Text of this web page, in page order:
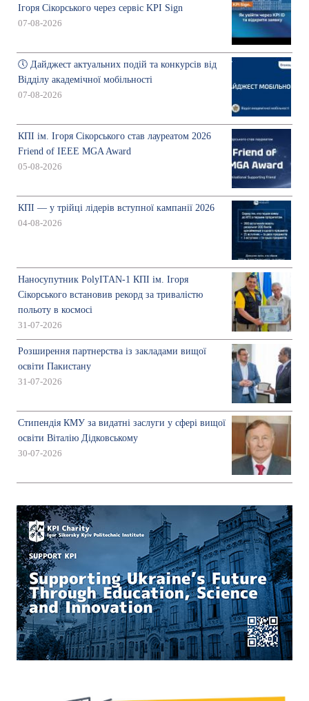
Ігоря Сікорського через сервіс KPI Sign
07-08-2026
🕔 Дайджест актуальних подій та конкурсів від
Відділу академічної мобільності
07-08-2026
КПІ ім. Ігоря Сікорського став лауреатом 2026
Friend of IEEE MGA Award
05-08-2026
КПІ — у трійці лідерів вступної кампанії 2026
04-08-2026
Наносупутник PolyITAN-1 КПІ ім. Ігоря
Сікорського встановив рекорд за тривалістю
польоту в космосі
31-07-2026
Розширення партнерства із закладами вищої
освіти Пакистану
31-07-2026
Стипендія КМУ за видатні заслуги у сфері вищої
освіти Віталію Дідковському
30-07-2026